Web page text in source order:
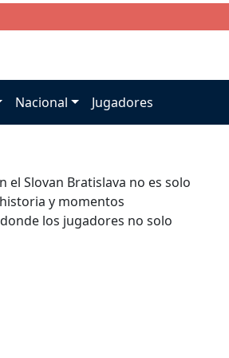
Nacional Jugadores
Slovan Bratislava no es solo
y momentos
los jugadores no solo